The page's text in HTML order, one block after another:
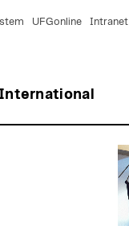
International
UFGonline Intranet